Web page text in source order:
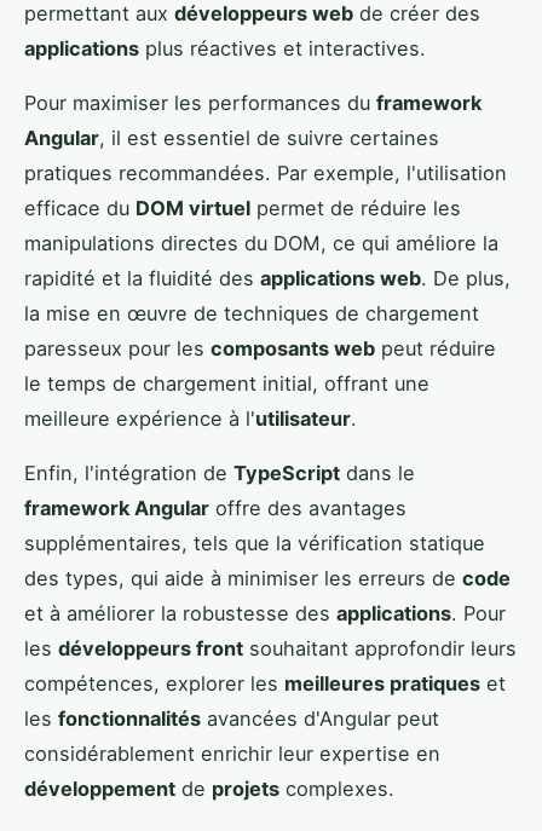
permettant aux développeurs web de créer des
applications plus réactives et interactives.
Pour maximiser les performances du framework
Angular, il est essentiel de suivre certaines
pratiques recommandées. Par exemple, l'utilisation
efficace du DOM virtuel permet de réduire les
manipulations directes du DOM, ce qui améliore la
rapidité et la fluidité des applications web. De plus,
la mise en œuvre de techniques de chargement
paresseux pour les composants web peut réduire
le temps de chargement initial, offrant une
meilleure expérience à l'utilisateur.
Enfin, l'intégration de TypeScript dans le
framework Angular offre des avantages
supplémentaires, tels que la vérification statique
des types, qui aide à minimiser les erreurs de code
et à améliorer la robustesse des applications. Pour
les développeurs front souhaitant approfondir leurs
compétences, explorer les meilleures pratiques et
les fonctionnalités avancées d'Angular peut
considérablement enrichir leur expertise en
développement de projets complexes.